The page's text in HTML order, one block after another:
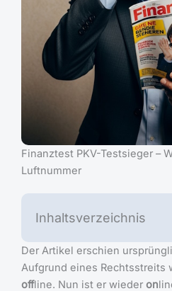
Finanztest PKV-Testsieger –
Luftnummer
Inhaltsverzeichnis
Der Artikel erschien
Aufgrund eines Rechtsstreits
offline. Nun ist er wieder on